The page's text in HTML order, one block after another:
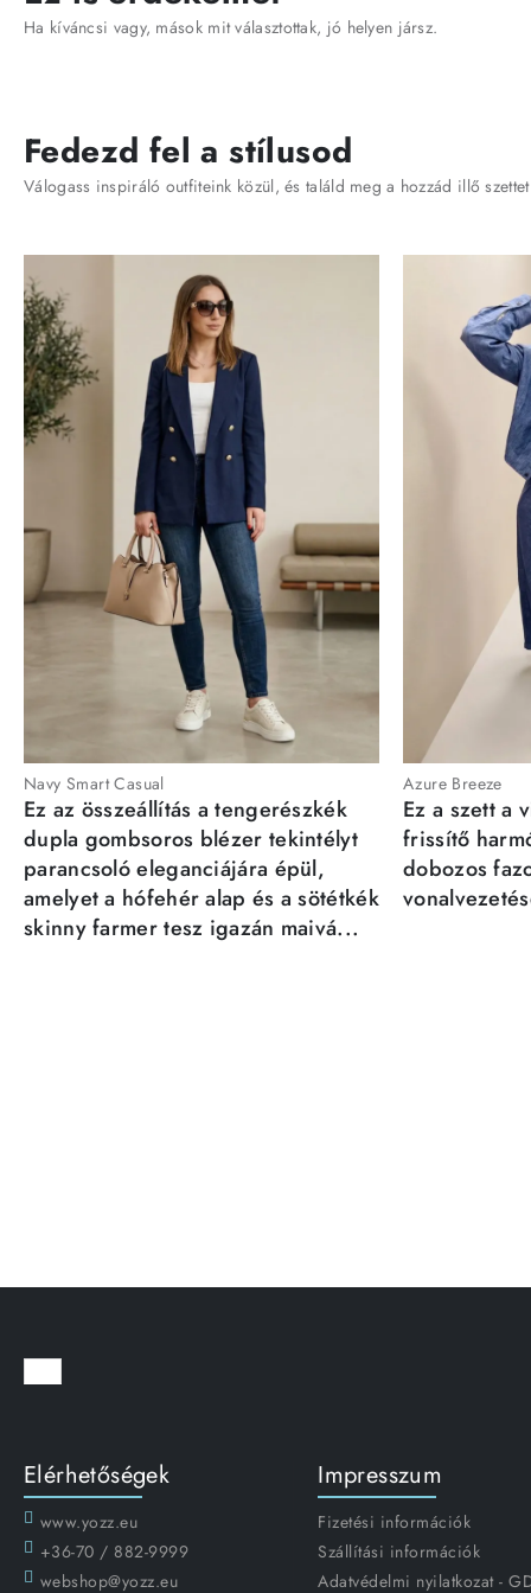
Ha kíváncsi vagy, mások mit választottak, jó helyen jársz.
Fedezd fel a stílusod
Válogass inspiráló outfiteink közül, és találd meg a hozzád illő szettet
Navy Smart Casual
Ez az összeállítás a tengerészkék
dupla gombsoros blézer tekintélyt
parancsoló eleganciájára épül,
amelyet a hófehér alap és a sötétkék
skinny farmer tesz igazán maivá...
Azure Breeze
Ez a szett a
frissítő
dobozos
Elérhetőségek
www.yozz.eu
+36-70 / 882-9999
webshop@yozz.eu
Impresszum
Fizetési információk
Szállítási információk
Adatvédelmi nyilatkozat -